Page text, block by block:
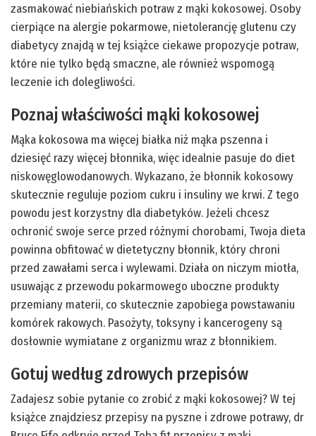
zasmakować niebiańskich potraw z mąki kokosowej. Osoby
cierpiące na alergie pokarmowe, nietolerancję glutenu czy
diabetycy znajdą w tej książce ciekawe propozycje potraw,
które nie tylko będą smaczne, ale również wspomogą
leczenie ich dolegliwości.
Poznaj właściwości mąki kokosowej
Mąka kokosowa ma więcej białka niż mąka pszenna i
dziesięć razy więcej błonnika, więc idealnie pasuje do diet
niskowęglowodanowych. Wykazano, że błonnik kokosowy
skutecznie reguluje poziom cukru i insuliny we krwi. Z tego
powodu jest korzystny dla diabetyków. Jeżeli chcesz
ochronić swoje serce przed różnymi chorobami, Twoja dieta
powinna obfitować w dietetyczny błonnik, który chroni
przed zawałami serca i wylewami. Działa on niczym miotła,
usuwając z przewodu pokarmowego uboczne produkty
przemiany materii, co skutecznie zapobiega powstawaniu
komórek rakowych. Pasożyty, toksyny i kancerogeny są
dosłownie wymiatane z organizmu wraz z błonnikiem.
Gotuj według zdrowych przepisów
Zadajesz sobie pytanie co zrobić z mąki kokosowej? W tej
książce znajdziesz przepisy na pyszne i zdrowe potrawy, dr